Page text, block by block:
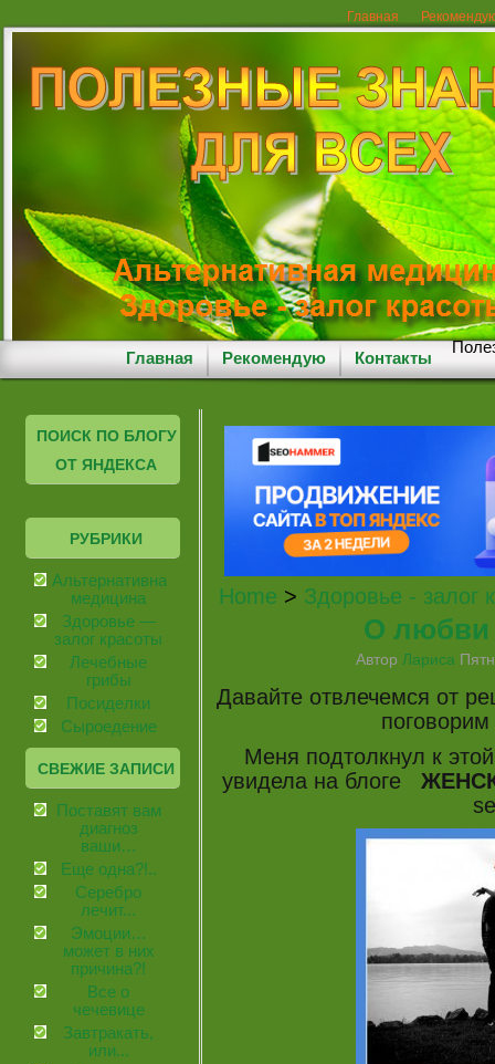
Главная
Главная Рекомендую Контакты
ПОИСК ПО БЛОГУ
ОТ ЯНДЕКСА
РУБРИКИ
Альтернативная
медицина
Здоровье —
залог красоты
Лечебные
грибы
Посиделки
Сыроедение
СВЕЖИЕ ЗАПИСИ
Поставят вам
диагноз
ваши…
Еще одна?!..
Серебро
лечит...
Эмоции…
может в них
причина?!
Все о
чечевице
Завтракать,
или...
Home > Здоровье - залог
О любви
Автор Лариса
Давайте отвлечемся от
поговорим
Меня подтолкнул к
увидела на блоге